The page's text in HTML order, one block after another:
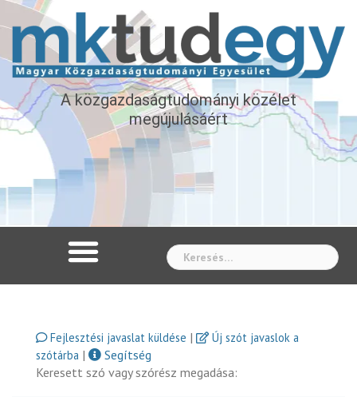
A közgazdaságtudományi közélet
megújulásáért
Fejlesztési javaslat küldése |
Új szót javaslok a
szótárba |
Segítség
Keresett szó vagy szórész megadása: